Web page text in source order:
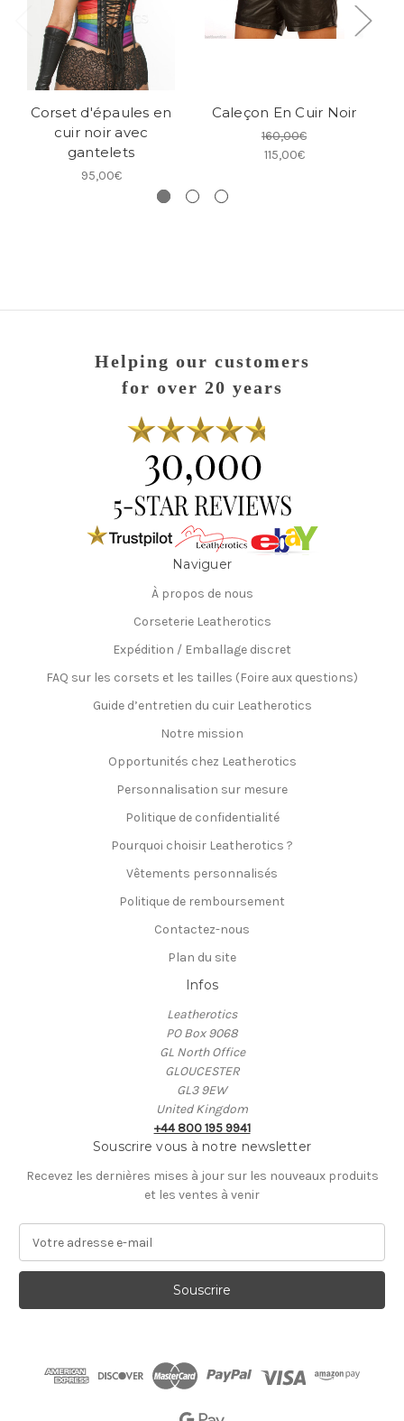
Corset d'épaules en
cuir noir avec
gantelets
95,00€
Caleçon En Cuir Noir
160,00€
115,00€
Helping our customers
for over 20 years
Naviguer
À propos de nous
Corseterie Leatherotics
Expédition / Emballage discret
FAQ sur les corsets et les tailles (Foire aux questions)
Guide d’entretien du cuir Leatherotics
Notre mission
Opportunités chez Leatherotics
Personnalisation sur mesure
Politique de confidentialité
Pourquoi choisir Leatherotics ?
Vêtements personnalisés
Politique de remboursement
Contactez-nous
Plan du site
Infos
Leatherotics
PO Box 9068
GL North Office
GLOUCESTER
GL3 9EW
United Kingdom
+44 800 195 9941
Souscrire vous à notre newsletter
Recevez les dernières mises à jour sur les nouveaux produits
et les ventes à venir
r
s